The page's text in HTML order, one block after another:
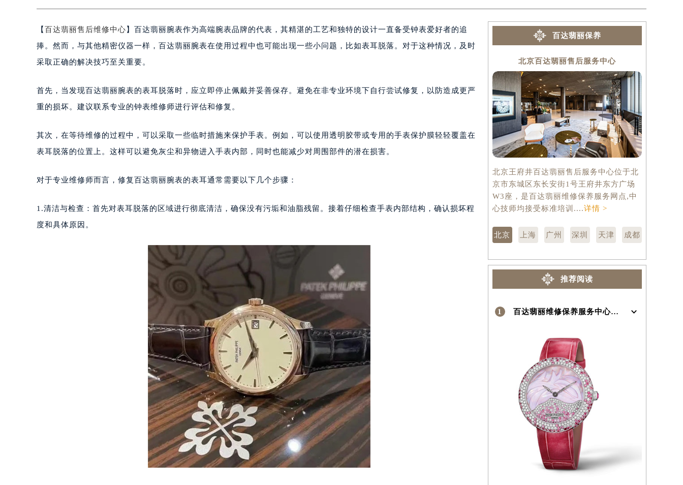
绍兴市越城区胜利东路379号世茂天际中心写字楼8层805室（需提前预约）
嘉兴市南湖区广益路705号嘉兴世界贸易中心写字楼A座13层1304室（需提前预约）
南昌市红谷滩新区红谷中大道998号绿地双子塔（中央广场）A1座办公楼14层07室（需提前预约）
广州市天河区天河路230号万菱汇国际中心写字楼A塔7层704室（需提前预约）
广州市越秀区环市东路371-375号世界贸易中心大厦南塔写字楼15层07室（需提前预约）
惠州市惠城区江北文昌一路7号华贸大厦写字楼1座30层05室（需提前预约）
福州市鼓楼区五四路128-1号恒力城写字楼15层03室（需提前预约）
重庆市江北区观音桥步行街2号融恒时代广场写字楼9层902室（需提前预约）
沈阳市沈河区中街路137号亨得利名表服务中心（品牌授权店）1层整层（需提前预约）
沈阳市沈河区中街路83号亨得利名表服务中心（品牌授权店）1层整层（需提前预约）
乌鲁木齐市天山区红山路26号时代广场（CCMALL）C座17层17-B（需提前预约）
温州市鹿城区锦绣路1067号置信广场10层1015室（需提前预约）
哈尔滨市道里区友谊西路600号富力中心T2座写字楼29层03室（需提前预约）
大连市中山区人民路15号国际金融大厦7层G室（需提前预约）
佛山市禅城区季华五路57号万科金融中心C座12层1205室（需提前预约）
东莞市东城街道鸿福东路1号民盈国贸中心T1写字楼9层907室（需提前预约）
无锡市梁溪区人民中路139号恒隆广场写字楼1座11层1104室（需提前预约）
南通市崇川区工农路57号圆融广场写字楼16层1603室（需提前预约）
苏州市苏州工业园区星港街199号苏州中心办公楼C座22层08室（需提前预约）
武汉市江汉区解放大道686号世界贸易大厦38层09室（需提前预约）
南宁市青秀区金湖路59号地王大厦12楼1224室（需提前预约）
合肥市蜀山区潜山路111号万象城华润大厦B座12楼03室（需提前预约）
泉州市丰泽区宝洲路729号浦西万达中心写字楼A座7楼709室（需提前预约）
青岛市南区山东路6号华润大厦B座22层04室（需提前预约）
【 百达翡丽售后维修中心 】百达翡丽腕表作为高端腕表品牌的代表，其精湛的工艺和独特的设计一直备受钟表爱好者的追
捧。然而，与其他精密仪器一样，百达翡丽腕表在使用过程中也可能出现一些小问题，比如表耳脱落。对于这种情况，及时
采取正确的解决技巧至关重要。
首先，当发现百达翡丽腕表的表耳脱落时，应立即停止佩戴并妥善保存。避免在非专业环境下自行尝试修复，以防造成更严
重的损坏。建议联系专业的钟表维修师进行评估和修复。
其次，在等待维修的过程中，可以采取一些临时措施来保护手表。例如，可以使用透明胶带或专用的手表保护膜轻轻覆盖在
表耳脱落的位置上。这样可以避免灰尘和异物进入手表内部，同时也能减少对周围部件的潜在损害。
对于专业维修师而言，修复百达翡丽腕表的表耳通常需要以下几个步骤：
1.清洁与检查：首先对表耳脱落的区域进行彻底清洁，确保没有污垢和油脂残留。接着仔细检查手表内部结构，确认损坏程
度和具体原因。
百达翡丽保养
北京百达翡丽售后服务中心
北京王府井百达翡丽售后服务中心位于北
京市东城区东长安街1号王府井东方广场
W3座，是百达翡丽维修保养服务网点,中
心技师均接受标准培训....详情 >
北京 上海 广州 深圳 天津 成都
推荐阅读
1 百达翡丽维修保养服务中心介绍 | Patek Philippe